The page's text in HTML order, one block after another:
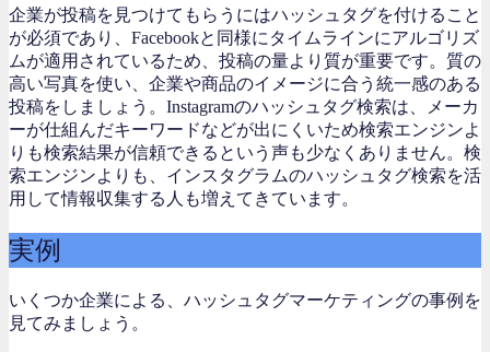
企業が投稿を見つけてもらうにはハッシュタグを付けること
が必須であり、Facebookと同様にタイムラインにアルゴリズ
ムが適用されているため、投稿の量より質が重要です。質の
高い写真を使い、企業や商品のイメージに合う統一感のある
投稿をしましょう。Instagramのハッシュタグ検索は、メーカ
ーが仕組んだキーワードなどが出にくいため検索エンジンよ
りも検索結果が信頼できるという声も少なくありません。検
索エンジンよりも、インスタグラムのハッシュタグ検索を活
用して情報収集する人も増えてきています。
実例
いくつか企業による、ハッシュタグマーケティングの事例を
見てみましょう。